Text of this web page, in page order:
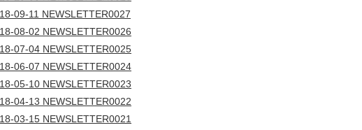
09-11 NEWSLETTER0027
08-02 NEWSLETTER0026
07-04 NEWSLETTER0025
06-07 NEWSLETTER0024
05-10 NEWSLETTER0023
04-13 NEWSLETTER0022
03-15 NEWSLETTER0021